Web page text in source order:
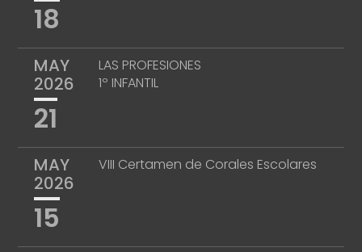
18
MAY
2026
21
LAS PROFESIONES
1º INFANTIL
MAY
2026
15
VIII Certamen de Corales Escolares